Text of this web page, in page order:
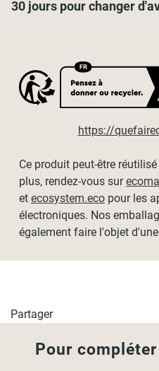
choisir une dimension très
30 jours pour changer
https://
Ce produit peut-être
plus, rendez-vous sur
et ecosystem.eco pour les
électroniques. Nos
également faire l'objet
Partager
Pour